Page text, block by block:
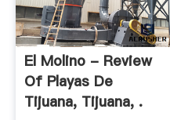
El Molino - Review
Of Playas De
Tijuana, Tijuana, .